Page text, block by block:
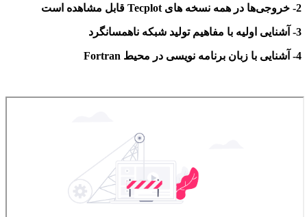
2- خروجی‌ها در همه نسخه های Tecplot قابل مشاهده است
3- آشنایی اولیه با مفاهیم تولید شبکه ناهمسانگرد
4- آشنایی با زبان برنامه نویسی در محیط Fortran